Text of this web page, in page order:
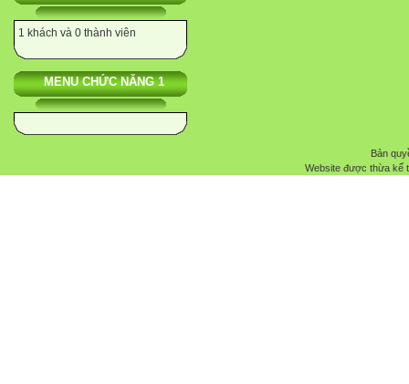
1 khách và 0 thành viên
MENU CHỨC NĂNG 1
Bản
Website được thừa kế